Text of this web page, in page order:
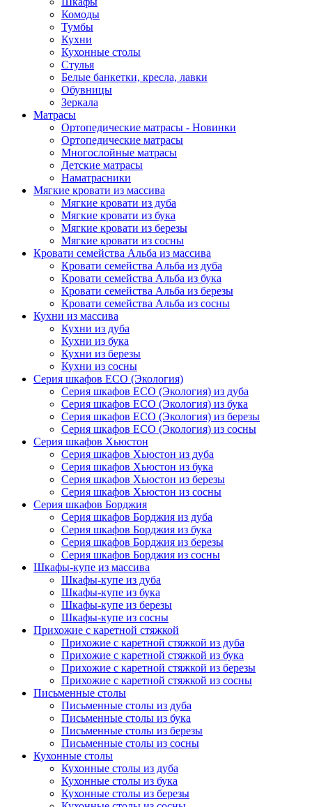
Комоды
Тумбы
Кухни
Кухонные столы
Стулья
Белые банкетки, кресла, лавки
Обувницы
Зеркала
Матрасы
Ортопедические матрасы - Новинки
Ортопедические матрасы
Многослойные матрасы
Детские матрасы
Наматрасники
Мягкие кровати из массива
Мягкие кровати из дуба
Мягкие кровати из бука
Мягкие кровати из березы
Мягкие кровати из сосны
Кровати семейства Альба из массива
Кровати семейства Альба из дуба
Кровати семейства Альба из бука
Кровати семейства Альба из березы
Кровати семейства Альба из сосны
Кухни из массива
Кухни из дуба
Кухни из бука
Кухни из березы
Кухни из сосны
Серия шкафов ECO (Экология)
Серия шкафов ECO (Экология) из дуба
Серия шкафов ECO (Экология) из бука
Серия шкафов ECO (Экология) из березы
Серия шкафов ECO (Экология) из сосны
Серия шкафов Хьюстон
Серия шкафов Хьюстон из дуба
Серия шкафов Хьюстон из бука
Серия шкафов Хьюстон из березы
Серия шкафов Хьюстон из сосны
Серия шкафов Борджия
Серия шкафов Борджия из дуба
Серия шкафов Борджия из бука
Серия шкафов Борджия из березы
Серия шкафов Борджия из сосны
Шкафы-купе из массива
Шкафы-купе из дуба
Шкафы-купе из бука
Шкафы-купе из березы
Шкафы-купе из сосны
Прихожие с каретной стяжкой
Прихожие с каретной стяжкой из дуба
Прихожие с каретной стяжкой из бука
Прихожие с каретной стяжкой из березы
Прихожие с каретной стяжкой из сосны
Письменные столы
Письменные столы из дуба
Письменные столы из бука
Письменные столы из березы
Письменные столы из сосны
Кухонные столы
Кухонные столы из дуба
Кухонные столы из бука
Кухонные столы из березы